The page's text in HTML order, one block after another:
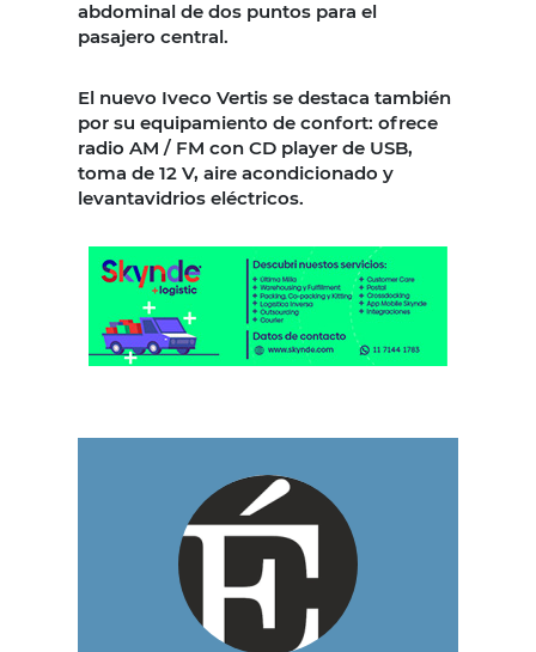
abdominal de dos puntos para el
pasajero central.
El nuevo Iveco Vertis se destaca también
por su equipamiento de confort: ofrece
radio AM / FM con CD player de USB,
toma de 12 V, aire acondicionado y
levantavidrios eléctricos.